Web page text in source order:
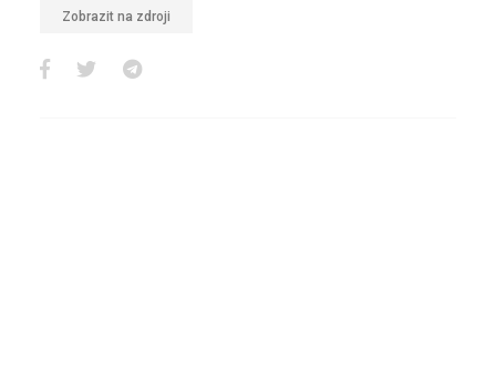
Zobrazit na zdroji